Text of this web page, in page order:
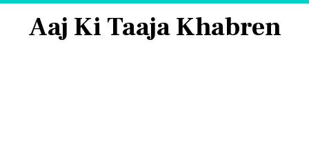
Aaj Ki Taaja Khabren